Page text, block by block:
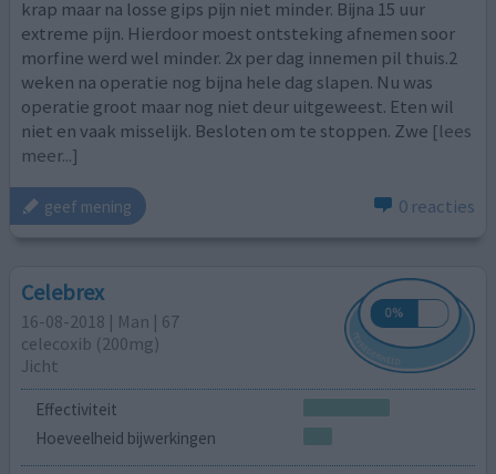
krap maar na losse gips pijn niet minder. Bijna 15 uur
extreme pijn. Hierdoor moest ontsteking afnemen soor
morfine werd wel minder. 2x per dag innemen pil thuis.2
weken na operatie nog bijna hele dag slapen. Nu was
operatie groot maar nog niet deur uitgeweest. Eten wil
niet en vaak misselijk. Besloten om te stoppen. Zwe [lees
meer...]
geef mening 0 reacties
Celebrex
16-08-2018 | Man | 67
celecoxib (200mg)
Jicht
Effectiviteit
Hoeveelheid bijwerkingen